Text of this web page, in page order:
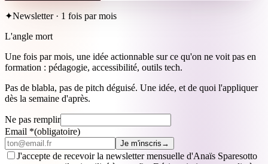
✦Newsletter · 1 fois par mois
L'angle mort
Une fois par mois, une idée actionnable sur ce qu'on ne voit pas en
formation : pédagogie, accessibilité, outils tech.
Pas de blabla, pas de pitch déguisé. Une idée, et de quoi l'appliquer
dès la semaine d'après.
Ne pas remplir
Email *(obligatoire)
Je m'inscris →
J'accepte de recevoir la newsletter mensuelle d'Anaïs Sparesotto